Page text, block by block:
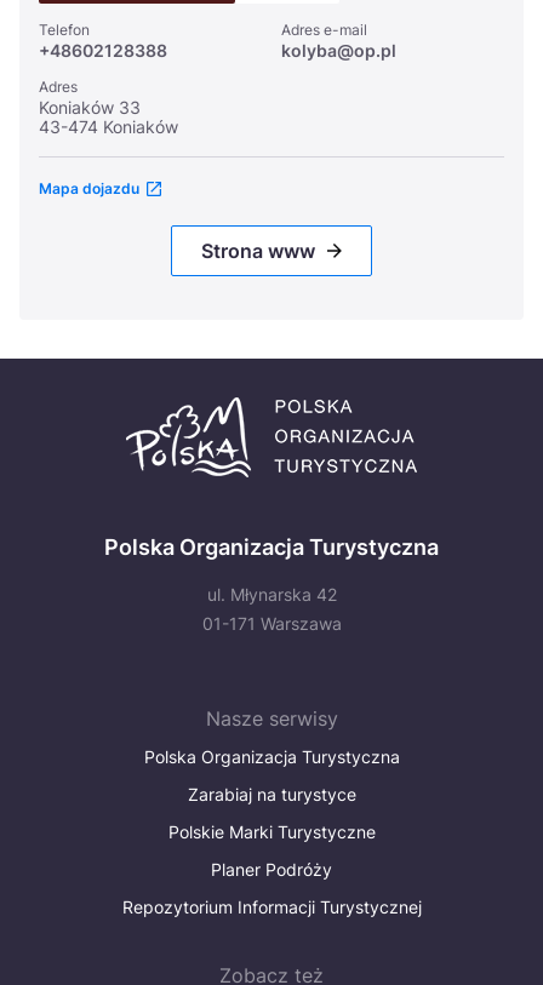
Telefon
+48602128388
Adres e-mail
kolyba@op.pl
Adres
Koniaków 33
43-474 Koniaków
Mapa dojazdu
Strona www
Polska Organizacja Turystyczna
ul. Młynarska 42
01-171 Warszawa
Nasze serwisy
Polska Organizacja Turystyczna
Zarabiaj na turystyce
Polskie Marki Turystyczne
Planer Podróży
Repozytorium Informacji Turystycznej
Zobacz też